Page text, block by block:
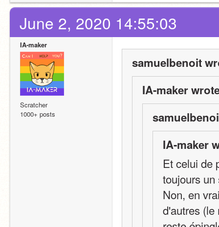
June 2, 2020 14:55:03
IA-maker
Scratcher
1000+ posts
samuelbenoit
IA-maker
IA-maker
Et celui de
toujours
Non, en
d'autres